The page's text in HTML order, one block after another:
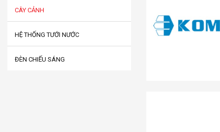
CÂY CẢNH
HỆ THỐNG TƯỚI NƯỚC
ĐÈN CHIẾU SÁNG